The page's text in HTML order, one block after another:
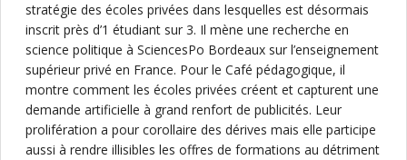
stratégie des écoles privées dans lesquelles est désormais
inscrit près d’1 étudiant sur 3. Il mène une recherche en
science politique à SciencesPo Bordeaux sur l’enseignement
supérieur privé en France. Pour le Café pédagogique, il
montre comment les écoles privées créent et capturent une
demande artificielle à grand renfort de publicités. Leur
prolifération a pour corollaire des dérives mais elle participe
aussi à rendre illisibles les offres de formations au détriment